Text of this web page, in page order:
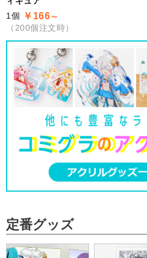
1個 ￥166～
（200個注文時）
定番グッズ